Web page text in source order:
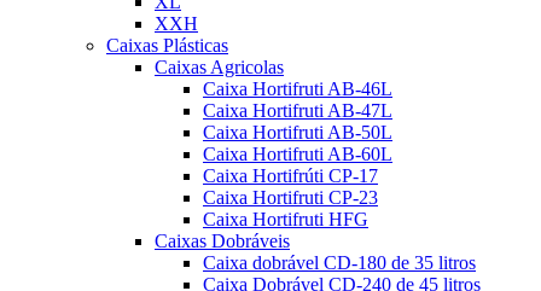
XXH
Caixas Plásticas
Caixas Agricolas
Caixa Hortifruti AB-46L
Caixa Hortifruti AB-47L
Caixa Hortifruti AB-50L
Caixa Hortifruti AB-60L
Caixa Hortifrúti CP-17
Caixa Hortifruti CP-23
Caixa Hortifruti HFG
Caixas Dobráveis
Caixa dobrável CD-180 de 35 litros
Caixa Dobrável CD-240 de 45 litros